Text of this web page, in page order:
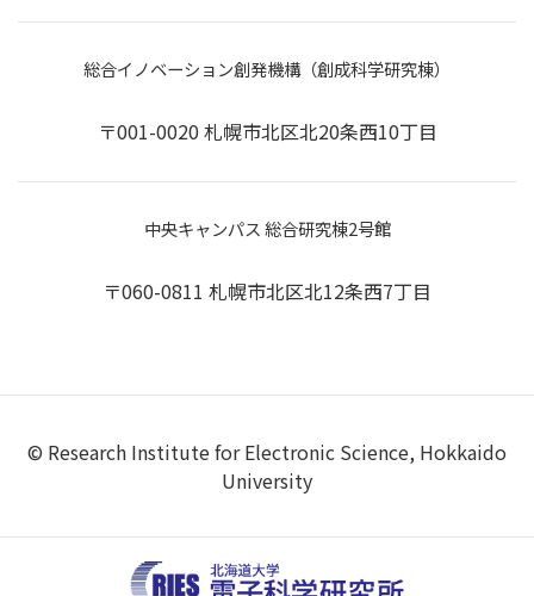
総合イノベーション創発機構（創成科学研究棟）
〒001-0020 札幌市北区北20条西10丁目
中央キャンパス 総合研究棟2号館
〒060-0811 札幌市北区北12条西7丁目
© Research Institute for Electronic Science, Hokkaido
University